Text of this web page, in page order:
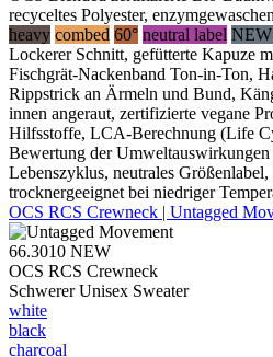
recyceltes Polyester, enzymgewaschen
heavy combed 60° neutral label
Lockerer Schnitt, gefütterte Kapuze
Fischgrät-Nackenband Ton-in-Ton,
Rippstrick an Ärmeln und Bund,
innen angeraut, zertifizierte vegane
Hilfsstoffe, LCA-Berechnung (Life
Bewertung der Umweltauswirkungen
Lebenszyklus, neutrales Größenlabel,
trocknergeeignet bei niedriger
OCS RCS Crewneck | Untagged
66.3010 NEW
OCS RCS Crewneck
Schwerer Unisex Sweater
white
black
charcoal